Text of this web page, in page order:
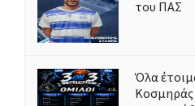
του ΠΑΣ
Όλα
Κοσμηράς